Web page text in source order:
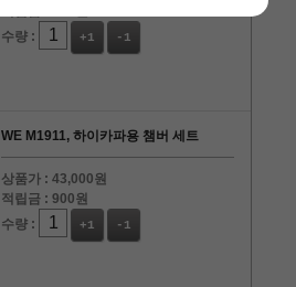
수량 :
+1 -1
WE M1911, 하이카파용 챔버 세트
상품가 :43,000원
적립금 :900원
수량 :
+1 -1